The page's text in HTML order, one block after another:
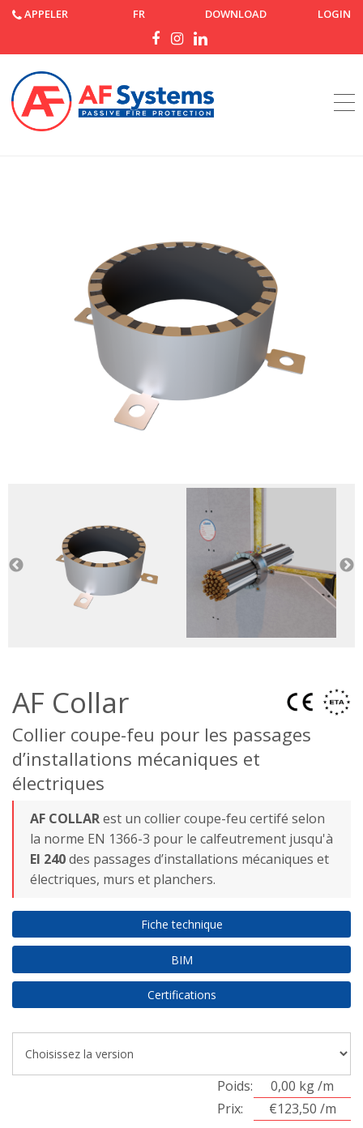
APPELER FR DOWNLOAD LOGIN
Accueil
AF Collar
Collier coupe-feu pour les passages
d’installations mécaniques et
électriques
AF COLLARest un collier coupe-feu certifé selon
la norme EN 1366-3 pour le calfeutrement jusqu'à
EI 240des passages d’installations mécaniques et
électriques, murs et planchers.
Fiche technique
BIM
Certifications
Poids:
0,00 kg /m
Prix:
€123,50 /m